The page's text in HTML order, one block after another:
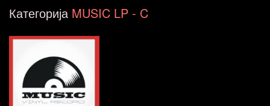
Категорија MUSIC LP - C